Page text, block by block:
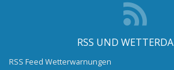
RSS UND
RSS Feed Wetterwarnungen